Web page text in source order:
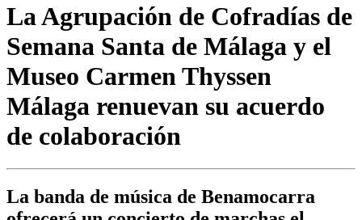
La Agrupación de Cofradías de
Semana Santa de Málaga y el
Museo Carmen Thyssen
Málaga renuevan su acuerdo
de colaboración
La banda de música de Benamocarra